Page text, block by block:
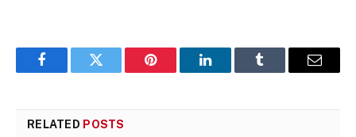
FacebookTwitter Pinterest LinkedInTumblr Email
RELATED POSTS